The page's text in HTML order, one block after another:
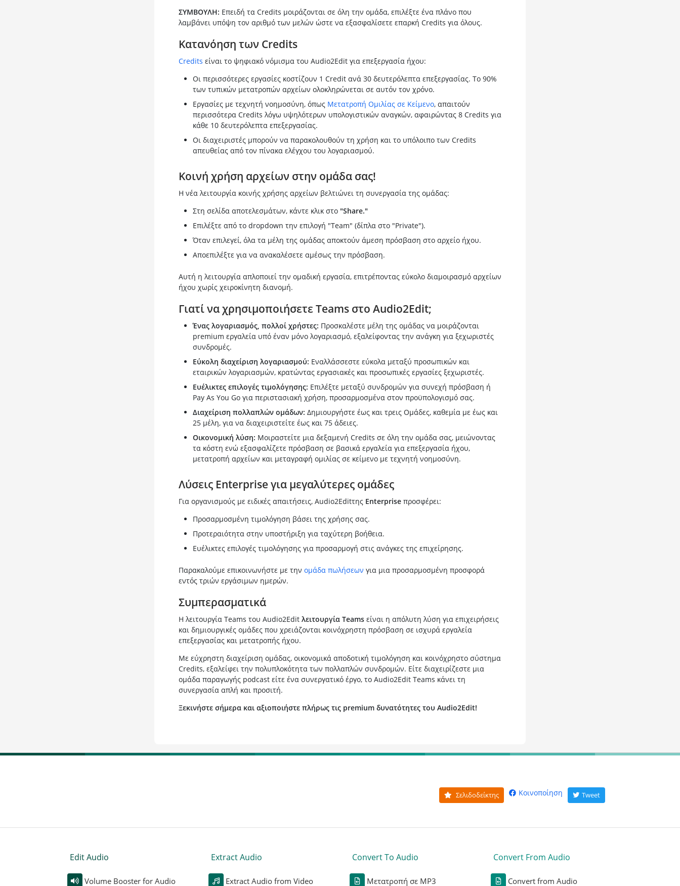
ΣΥΜΒΟΥΛΗ: Επειδή τα Credits μοιράζονται σε όλη την ομάδα, επιλέξτε ένα πλάνο που
λαμβάνει υπόψη τον αριθμό των μελών ώστε να εξασφαλίσετε επαρκή Credits για όλους.
Κατανόηση των Credits
Credits είναι το ψηφιακό νόμισμα του Audio2Edit για επεξεργασία ήχου:
Οι περισσότερες εργασίες κοστίζουν 1 Credit ανά 30 δευτερόλεπτα επεξεργασίας. Το 90%
των τυπικών μετατροπών αρχείων ολοκληρώνεται σε αυτόν τον χρόνο.
Εργασίες με τεχνητή νοημοσύνη, όπως Μετατροπή Ομιλίας σε Κείμενο, απαιτούν
περισσότερα Credits λόγω υψηλότερων υπολογιστικών αναγκών, αφαιρώντας 8 Credits για
κάθε 10 δευτερόλεπτα επεξεργασίας.
Οι διαχειριστές μπορούν να παρακολουθούν τη χρήση και το υπόλοιπο των Credits
απευθείας από τον πίνακα ελέγχου του λογαριασμού.
Κοινή χρήση αρχείων στην ομάδα σας!
Η νέα λειτουργία κοινής χρήσης αρχείων βελτιώνει τη συνεργασία της ομάδας:
Στη σελίδα αποτελεσμάτων, κάντε κλικ στο "Share."
Επιλέξτε από το dropdown την επιλογή "Team" (δίπλα στο "Private").
Όταν επιλεγεί, όλα τα μέλη της ομάδας αποκτούν άμεση πρόσβαση στο αρχείο ήχου.
Αποεπιλέξτε για να ανακαλέσετε αμέσως την πρόσβαση.
Αυτή η λειτουργία απλοποιεί την ομαδική εργασία, επιτρέποντας εύκολο διαμοιρασμό αρχείων
ήχου χωρίς χειροκίνητη διανομή.
Γιατί να χρησιμοποιήσετε Teams στο Audio2Edit;
Ένας λογαριασμός, πολλοί χρήστες: Προσκαλέστε μέλη της ομάδας να μοιράζονται
premium εργαλεία υπό έναν μόνο λογαριασμό, εξαλείφοντας την ανάγκη για ξεχωριστές
συνδρομές.
Εύκολη διαχείριση λογαριασμού: Εναλλάσσεστε εύκολα μεταξύ προσωπικών και
εταιρικών λογαριασμών, κρατώντας εργασιακές και προσωπικές εργασίες ξεχωριστές.
Ευέλικτες επιλογές τιμολόγησης: Επιλέξτε μεταξύ συνδρομών για συνεχή πρόσβαση ή
Pay As You Go για περιστασιακή χρήση, προσαρμοσμένα στον προϋπολογισμό σας.
Διαχείριση πολλαπλών ομάδων: Δημιουργήστε έως και τρεις Ομάδες, καθεμία με έως και
25 μέλη, για να διαχειριστείτε έως και 75 άδειες.
Οικονομική λύση: Μοιραστείτε μια δεξαμενή Credits σε όλη την ομάδα σας, μειώνοντας
τα κόστη ενώ εξασφαλίζετε πρόσβαση σε βασικά εργαλεία για επεξεργασία ήχου,
μετατροπή αρχείων και μεταγραφή ομιλίας σε κείμενο με τεχνητή νοημοσύνη.
Λύσεις Enterprise για μεγαλύτερες ομάδες
Για οργανισμούς με ειδικές απαιτήσεις, Audio2Editτης Enterpriseπροσφέρει:
Προσαρμοσμένη τιμολόγηση βάσει της χρήσης σας.
Προτεραιότητα στην υποστήριξη για ταχύτερη βοήθεια.
Ευέλικτες επιλογές τιμολόγησης για προσαρμογή στις ανάγκες της επιχείρησης.
Παρακαλούμε επικοινωνήστε με την ομάδα πωλήσεων για μια προσαρμοσμένη προσφορά
εντός τριών εργάσιμων ημερών.
Συμπερασματικά
Η λειτουργία Teams του Audio2Edit λειτουργία Teamsείναι η απόλυτη λύση για επιχειρήσεις
και δημιουργικές ομάδες που χρειάζονται κοινόχρηστη πρόσβαση σε ισχυρά εργαλεία
επεξεργασίας και μετατροπής ήχου.
Με εύχρηστη διαχείριση ομάδας, οικονομικά αποδοτική τιμολόγηση και κοινόχρηστο σύστημα
Credits, εξαλείφει την πολυπλοκότητα των πολλαπλών συνδρομών. Είτε διαχειρίζεστε μια
ομάδα παραγωγής podcast είτε ένα συνεργατικό έργο, το Audio2Edit Teams κάνει τη
συνεργασία απλή και προσιτή.
Ξεκινήστε σήμερα και αξιοποιήστε πλήρως τις premium δυνατότητες του Audio2Edit!
Σελιδοδείκτης Κοινοποίηση Tweet
Edit Audio
Volume Booster for Audio
Extract Audio
Extract Audio from Video
Convert To Audio
Μετατροπή σε MP3
Convert From Audio
Convert from Audio